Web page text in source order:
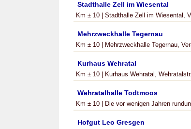
Stadthalle Zell im Wiesental
Km ± 10 | Stadthalle Zell im Wiesental,
Mehrzweckhalle Tegernau
Km ± 10 | Mehrzweckhalle Tegernau,
Kurhaus Wehratal
Km ± 10 | Kurhaus Wehratal,
Wehratalhalle Todtmoos
Km ± 10 | Die vor wenigen Jahren
Hofgut Leo Gresgen